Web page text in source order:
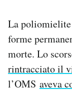
La poliomielite
forme
morte. Lo
rintracciato il
l’OMS aveva